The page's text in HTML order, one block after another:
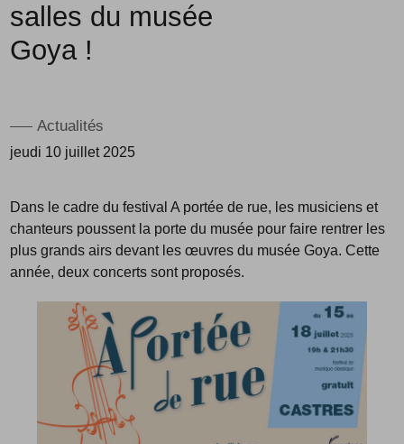
salles du musée
Goya !
Actualités
jeudi 10 juillet 2025
Dans le cadre du festival A portée de rue, les musiciens et
chanteurs poussent la porte du musée pour faire rentrer les
plus grands airs devant les œuvres du musée Goya. Cette
année, deux concerts sont proposés.